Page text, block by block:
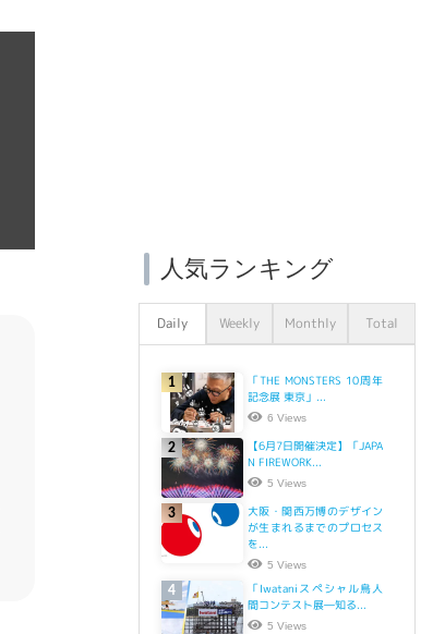
人気ランキング
Daily Weekly Monthly Total
1
「THE MONSTERS 10周年
記念展 東京」...
6 Views
2
【6月7日開催決定】「JAPA
N FIREWORK...
5 Views
3
大阪・関西万博のデザイン
が生まれるまでのプロセス
を...
5 Views
4
「Iwataniスペシャル鳥人
間コンテスト展―知る...
5 Views